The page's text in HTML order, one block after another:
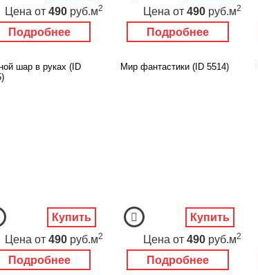
Подробнее
Цена от 490 руб.м2
Подробнее
Цена от 490 руб.м2
шар в руках (ID
Подробнее
Цена от 490 руб.м2
Купить
Мир фантастики (ID 5514)
Подробнее
Цена от 490 руб.м2
Купить